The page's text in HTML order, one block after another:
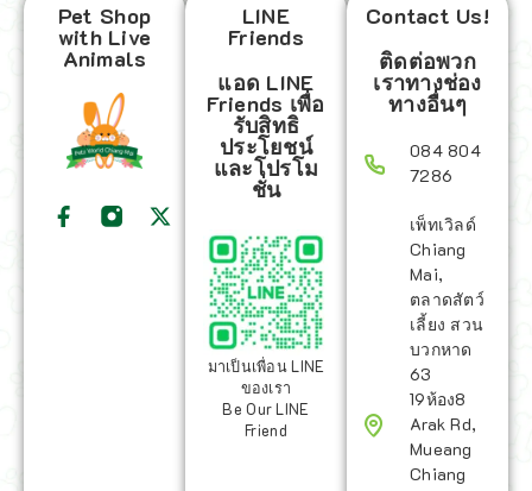
Pet Shop
with Live
Animals
LINE
Friends
แอด LINE
Friends เพื่อ
รับสิทธิ
ประโยชน์
และโปรโม
ชั่น
มาเป็นเพื่อน LINE
ของเรา
Be Our LINE
Friend
Contact Us!
ติดต่อพวก
เราทางช่อง
ทางอื่นๆ
084 804
7286
เพ็ทเวิลด์
Chiang
Mai,
ตลาดสัตว์
เลี้ยง สวน
บวกหาด
63
19ห้อง8
Arak Rd,
Mueang
Chiang